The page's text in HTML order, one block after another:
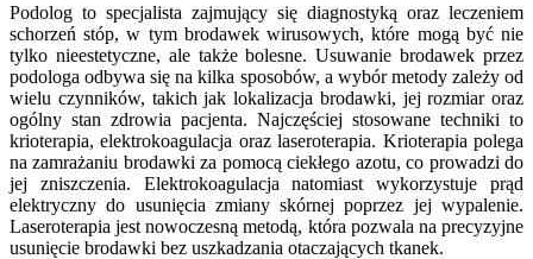
Podolog to specjalista zajmujący się diagnostyką oraz leczeniem
schorzeń stóp, w tym brodawek wirusowych, które mogą być nie
tylko nieestetyczne, ale także bolesne. Usuwanie brodawek przez
podologa odbywa się na kilka sposobów, a wybór metody zależy od
wielu czynników, takich jak lokalizacja brodawki, jej rozmiar oraz
ogólny stan zdrowia pacjenta. Najczęściej stosowane techniki to
krioterapia, elektrokoagulacja oraz laseroterapia. Krioterapia polega
na zamrażaniu brodawki za pomocą ciekłego azotu, co prowadzi do
jej zniszczenia. Elektrokoagulacja natomiast wykorzystuje prąd
elektryczny do usunięcia zmiany skórnej poprzez jej wypalenie.
Laseroterapia jest nowoczesną metodą, która pozwala na precyzyjne
usunięcie brodawki bez uszkadzania otaczających tkanek.